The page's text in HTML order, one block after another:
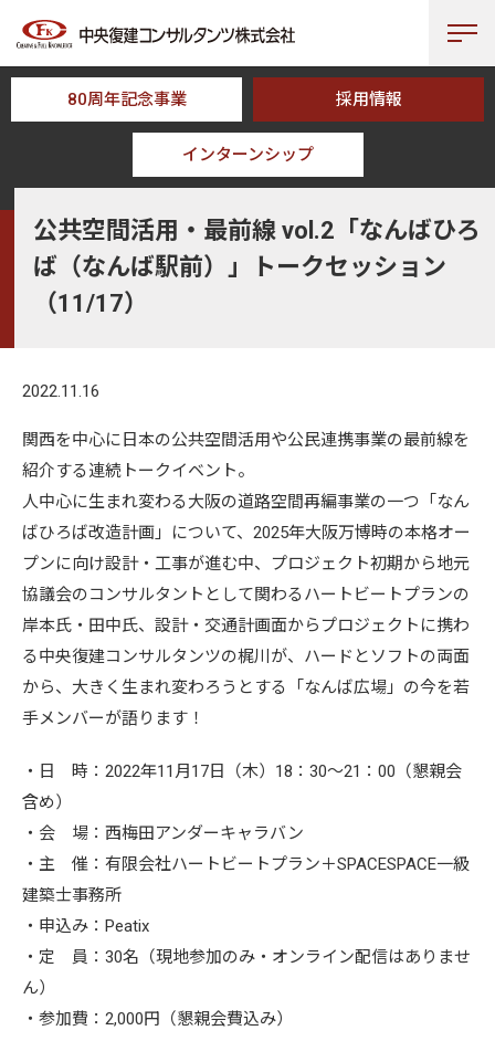
80周年記念事業 採用情報
インターンシップ
公共空間活用・最前線 vol.2「なんばひろば（なんば駅
公共空間活用・最前線 vol.2「なんばひろ
ば（なんば駅前）」トークセッション
（11/17）
2022.11.16
関西を中心に日本の公共空間活用や公民連携事業の最前線を
紹介する連続トークイベント。
人中心に生まれ変わる大阪の道路空間再編事業の一つ「なん
ばひろば改造計画」について、2025年大阪万博時の本格オー
プンに向け設計・工事が進む中、プロジェクト初期から地元
協議会のコンサルタントとして関わるハートビートプランの
岸本氏・田中氏、設計・交通計画面からプロジェクトに携わ
る中央復建コンサルタンツの梶川が、ハードとソフトの両面
から、大きく生まれ変わろうとする「なんば広場」の今を若
手メンバーが語ります！
・日 時：2022年11月17日（木）18：30〜21：00（懇親会
含め）
・会 場：西梅田アンダーキャラバン
・主 催：有限会社ハートビートプラン＋SPACESPACE一級
建築士事務所
・申込み：Peatix
・定 員：30名（現地参加のみ・オンライン配信はありませ
ん）
・参加費：2,000円（懇親会費込み）